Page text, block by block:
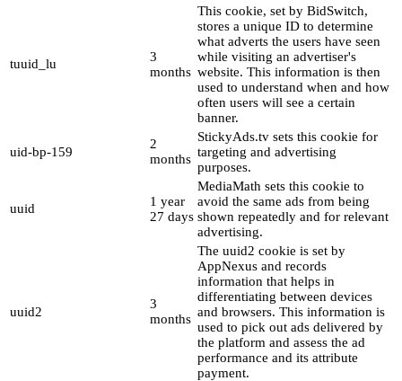
tuuid_lu
3
months
This cookie, set by BidSwitch,
stores a unique ID to determine
what adverts the users have seen
while visiting an advertiser's
website. This information is then
used to understand when and how
often users will see a certain
banner.
uid-bp-159
2
months
StickyAds.tv sets this cookie for
targeting and advertising
purposes.
uuid
1 year
27 days
MediaMath sets this cookie to
avoid the same ads from being
shown repeatedly and for relevant
advertising.
uuid2
3
months
The uuid2 cookie is set by
AppNexus and records
information that helps in
differentiating between devices
and browsers. This information is
used to pick out ads delivered by
the platform and assess the ad
performance and its attribute
payment.